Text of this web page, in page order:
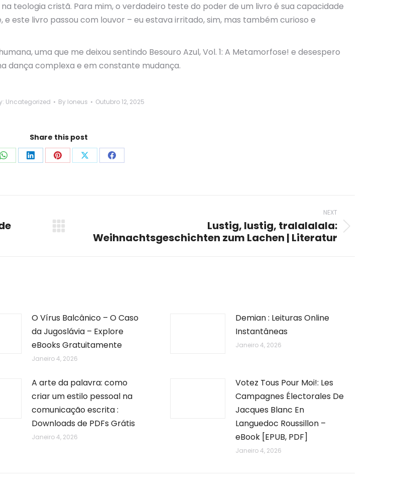
teologia cristã. Para mim, o verdadeiro teste do poder de um livro é sua capacidade
este livro passou com louvor – eu estava irritado, sim, mas também curioso e
uma que me deixou sentindo Besouro Azul, Vol. 1: A Metamorfose! e desespero
dança complexa e em constante mudança.
Uncategorized By loneus Outubro 12, 2025
Share this post
Share Share Share Share Share
NEXT
Next
Lustig, lustig, tralalalala:
Weihnachtsgeschichten zum Lachen | Literatur
O Vírus Balcânico – O Caso
da Jugoslávia – Explore
eBooks Gratuitamente
Janeiro 4, 2026
Demian : Leituras Online
Instantâneas
Janeiro 4, 2026
A arte da palavra: como
criar um estilo pessoal na
comunicação escrita :
Downloads de PDFs Grátis
Janeiro 4, 2026
Votez Tous Pour Moi!: Les
Campagnes Électorales De
Jacques Blanc En
Languedoc Roussillon –
eBook [EPUB, PDF]
Janeiro 4, 2026